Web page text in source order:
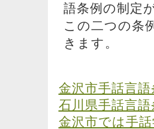
語条例の制定
この二つの条
きます。
金沢市手話言
石川県手話言
金沢市では手